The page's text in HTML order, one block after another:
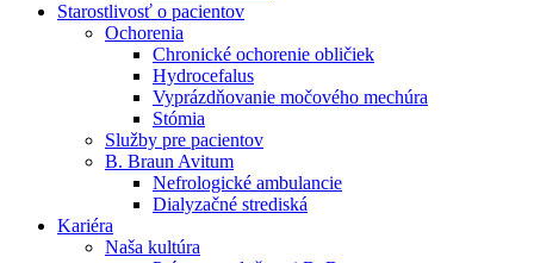
Starostlivosť o pacientov
Ochorenia
Chronické ochorenie obličiek
Hydrocefalus
Vyprázdňovanie močového mechúra
Stómia
Služby pre pacientov
B. Braun Avitum
Nefrologické ambulancie
Dialyzačné strediská
Kariéra
Naša kultúra